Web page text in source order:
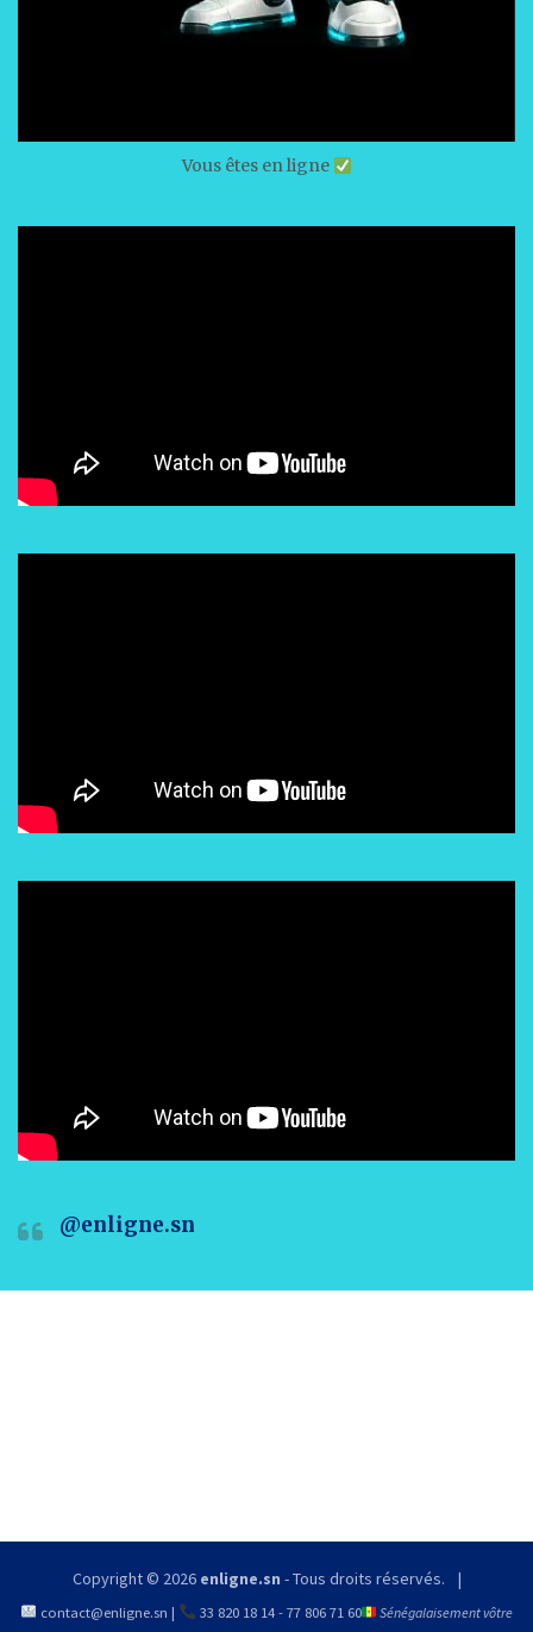
Vous êtes en ligne
@enligne.sn
Copyright © 2026 enligne.sn - Tous droits réservés.
contact@enligne.sn | 33 820 18 14- 77 806 71 60 Sénégalaisement vôtre